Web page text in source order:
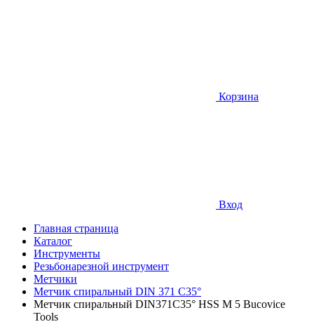
Корзина
Вход
Главная страница
Каталог
Инструменты
Резьбонарезной инструмент
Метчики
Метчик спиральный DIN 371 C35°
Метчик спиральный DIN371C35° HSS М 5 Bucovice
Tools